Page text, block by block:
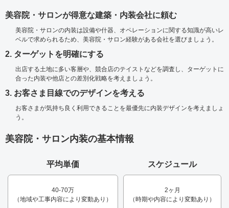
美容院・サロンが得意な建築・内装会社に頼む
美容院・サロンの内装は設備や什器、オペレーションに関する知識が高いレ
ベルで求められるため、美容院・サロン経験がある会社を選びましょう。
2. ターゲットを明確にする
出店する土地に多い客層や、競合店のテイストなどを調査し、ターゲットに
合った内装や他店との差別化戦略を考えましょう。
3. お客さま目線でのデザインを考える
お客さまが気持ち良く利用できることを最優先に内装デザインを考えましょ
う。
美容院・サロン内装の基本情報
平均単価
40-70万
（地域や工事内容により変動あり）
スケジュール
2ヶ月
（時期や内容により変動あり）